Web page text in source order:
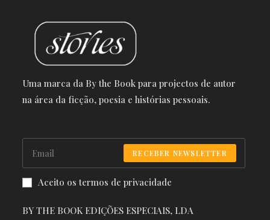
Uma marca da By the Book para projectos de autor
na área da ficção, poesia e histórias pessoais.
RECEBER NEWSLETTER
Aceito os termos de privacidade
BY THE BOOK EDIÇÕES ESPECIAIS, LDA